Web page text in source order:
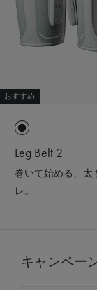
おすすめ
Leg Belt 2
巻いて始める、太
レ。
キャンペー